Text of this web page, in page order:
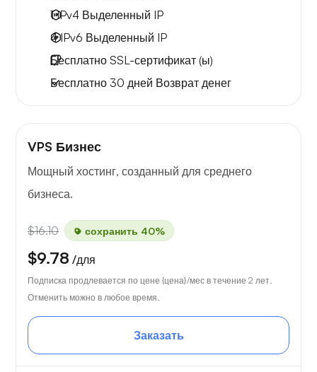
1 IPv4 Выделенный IP
4 IPv6 Выделенный IP
Бесплатно SSL-сертификат (ы)
Бесплатно 30 дней Возврат денег
VPS Бизнес
Мощный хостинг, созданный для среднего
бизнеса.
$16.10 сохранить 40%
$9.78 /для
Подписка продлевается по цене {цена}/мес в течение 2 лет.
Отменить можно в любое время.
Заказать